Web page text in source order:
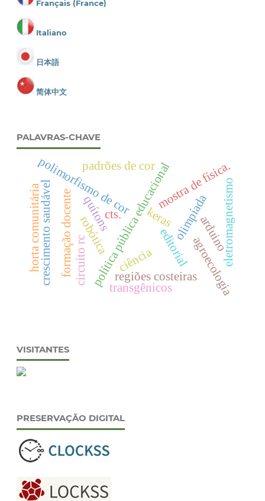
Français (France)
Italiano
日本語
简体中文
PALAVRAS-CHAVE
editorial
olimpíada
política pública educacional
padrões de cor
polimorfismo de cor
quítons
regiões costeiras
robótica keras
crescimento saudável mostra de física.
formação docente
transgênicos
cts.
horta comunitária agroecologia
eletromagnetismo
ciência
arduino
circuito rc
VISITANTES
PRESERVAÇÃO DIGITAL